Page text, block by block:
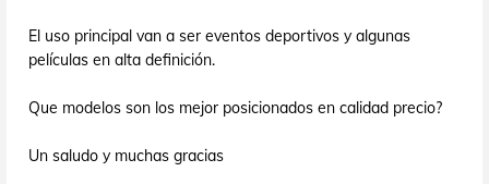
El uso principal van a ser eventos deportivos y algunas
películas en alta definición.
Que modelos son los mejor posicionados en calidad precio?
Un saludo y muchas gracias